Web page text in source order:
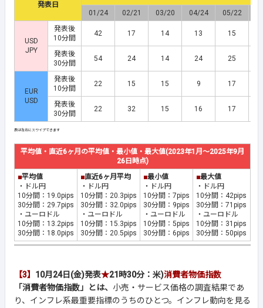
発表日
01/24
02/21 03/20 04/24 05/22
USD
JPY
発表後
10分間
42 17 14 13 15
発表後
30分間
54 24 14 24 25
EUR
USD
発表後
10分間
22 15 15 9 17
発表後
30分間
22 32 15 16 17
平均値・直近6ヶ月の平均値・最小値・最大値(2023年1月～2025年9月
26日時点)
■平均値
・ドル円
10分間：19.0pips
30分間：29.7pips
・ユーロドル
10分間：13.2pips
30分間：18.0pips
■直近6ヶ月平均
・ドル円
10分間：20.3pips
30分間：32.0pips
・ユーロドル
10分間：15.3pips
30分間：20.5pips
■最小値
・ドル円
10分間：7pips
30分間：9pips
・ユーロドル
10分間：5pips
30分間：6pips
■最大値
・ドル円
10分間：42pips
30分間：71pips
・ユーロドル
10分間：31pips
30分間：50pips
【3】 10月24日(金)発表★21時30分：米)消費者物価指数
「消費者物価指数」とは、 小売・サービス価格の調査結果であ
り、インフレ系最重要指標のうちのひとつ。インフレ動向を見る